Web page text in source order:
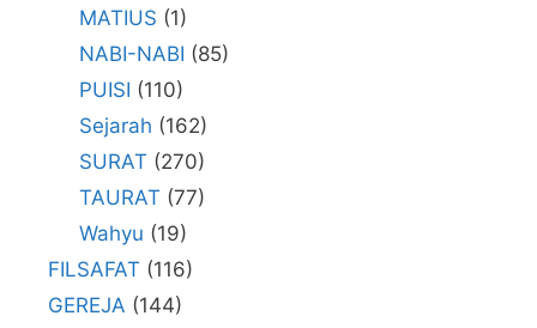
MATIUS (1)
NABI-NABI (85)
PUISI (110)
Sejarah (162)
SURAT (270)
TAURAT (77)
Wahyu (19)
FILSAFAT (116)
GEREJA (144)